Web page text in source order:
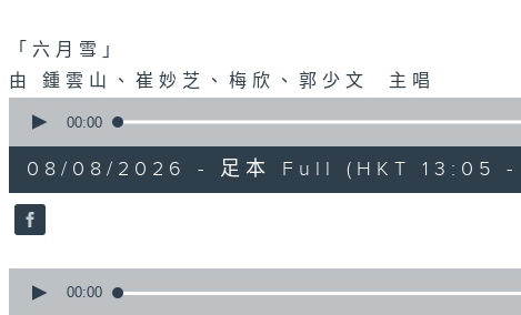
「六月雪」
由 鍾雲山、崔妙芝、梅欣、郭少文 主唱
seconds
hours,
47
minutes,
0
90%
00:00
08/08/2026 - 足本 Full (HKT 13:05 -
seconds
00:00